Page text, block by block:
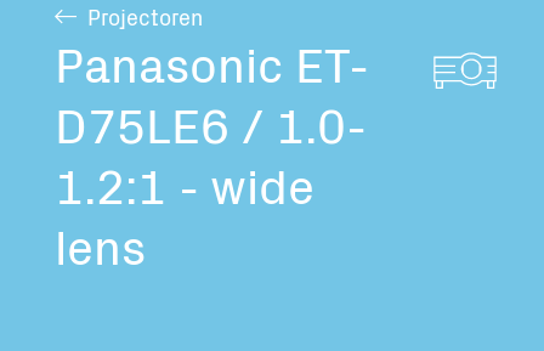
Verkoop
Projecten
Vragen
Vacatures
Mijn wensenlijst
Vul hier de producten in die je denkt nodig
te hebben.
Jouw winkelmandje is leeg
Projectoren
Panasonic ET-
D75LE6 / 1.0-
1.2:1 - wide
lens